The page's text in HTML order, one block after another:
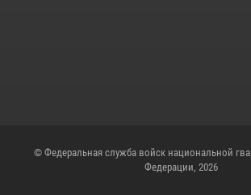
© Федеральная служба войск национальной
Федерации, 2026